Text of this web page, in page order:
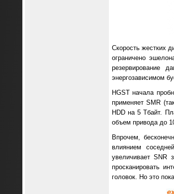
Скорость жестких
ограничено
резервирование
энергозависимом
HGST начала
применяет SMR
HDD на 5 Тбайт.
объем привода до
Впрочем,
влиянием
увеличивает SNR
просканировать
головок. Но это